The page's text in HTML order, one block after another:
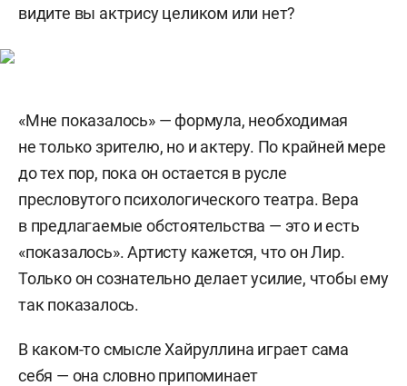
видите вы актрису целиком или нет?
«Мне показалось» — формула, необходимая
не только зрителю, но и актеру. По крайней мере
до тех пор, пока он остается в русле
пресловутого психологического театра. Вера
в предлагаемые обстоятельства — это и есть
«показалось». Артисту кажется, что он Лир.
Только он сознательно делает усилие, чтобы ему
так показалось.
В каком-то смысле Хайруллина играет сама
себя — она словно припоминает